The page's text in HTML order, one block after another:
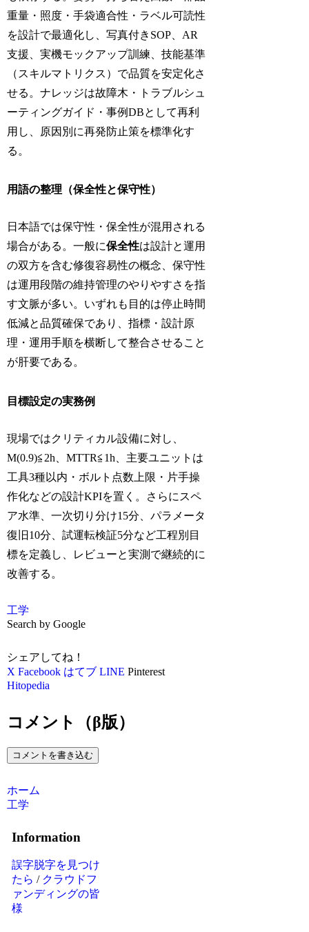
重量・照度・手袋適合性・ラベル可読性
を設計で最適化し、写真付きSOP、AR
支援、実機モックアップ訓練、技能基準
（スキルマトリクス）で品質を安定化さ
せる。ナレッジは故障木・トラブルシュ
ーティングガイド・事例DBとして再利
用し、原因別に再発防止策を標準化す
る。
用語の整理（保全性と保守性）
日本語では保守性・保全性が混用される
場合がある。一般に保全性は設計と運用
の双方を含む修復容易性の概念、保守性
は運用段階の維持管理のやりやすさを指
す文脈が多い。いずれも目的は停止時間
低減と品質確保であり、指標・設計原
理・運用手順を横断して整合させること
が肝要である。
目標設定の実務例
現場ではクリティカル設備に対し、
M(0.9)≦2h、MTTR≦1h、主要ユニットは
工具3種以内・ボルト点数上限・片手操
作化などの設計KPIを置く。さらにスペ
ア水準、一次切り分け15分、パラメータ
復旧10分、試運転検証5分など工程別目
標を定義し、レビューと実測で継続的に
改善する。
工学
Search by Google
シェアしてね！
X Facebook はてブ LINE Pinterest
Hitopedia
コメント（β版）
コメントを書き込む
ホーム
工学
Information
誤字脱字を見つけ
たら / クラウドフ
ァンディングの皆
様